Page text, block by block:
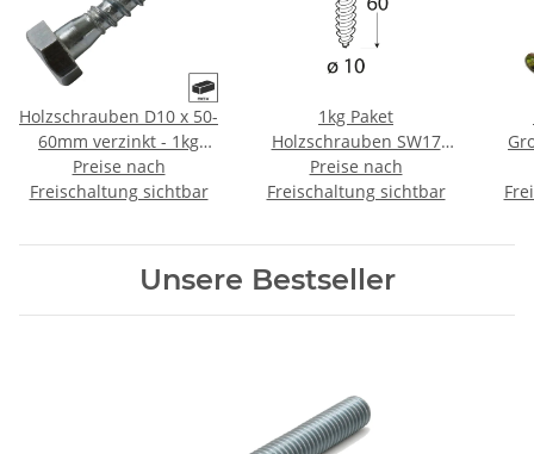
Holzschrauben D10 x 50-
60mm verzinkt - 1kg
Paket
Preise nach
Freischaltung sichtbar
1kg Paket
Holzschrauben SW17
verzinkt 10x60 mm
Preise nach
Freischaltung sichtbar
Unsere Bestseller